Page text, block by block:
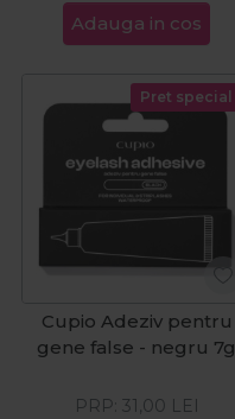
Adauga in cos
Pret special
Cupio Adeziv pentru
gene false - negru 7g
PRP: 31,00 LEI